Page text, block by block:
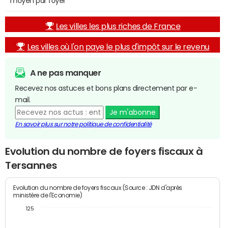
Les villes les plus riches de France
Les villes où l'on paye le plus d'impôt sur le revenu
A ne pas manquer
Recevez nos astuces et bons plans directement par e-
mail.
Je m'abonne
En savoir plus sur notre politique de confidentialité
Evolution du nombre de foyers fiscaux à
Tersannes
Evolution du nombre de foyers fiscaux (Source : JDN d'après
ministère de l'Economie)
125